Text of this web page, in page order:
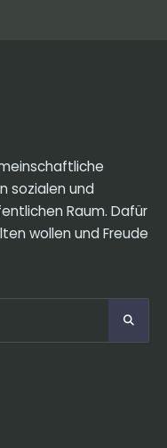
sozialen und
Raum. Dafür
wollen und Freude